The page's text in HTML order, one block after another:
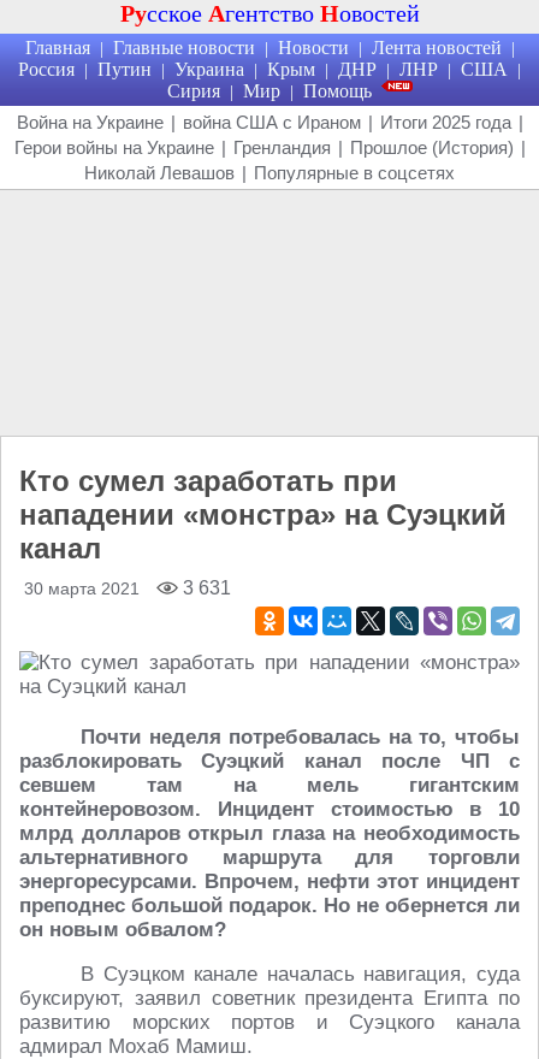
Русское Агентство Новостей
Главная | Главные новости | Новости | Лента новостей |
Россия | Путин | Украина | Крым | ДНР | ЛНР | США |
Сирия | Мир | Помощь
Война на Украине | война США с Ираном | Итоги 2025 года |
Герои войны на Украине | Гренландия | Прошлое (История) |
Николай Левашов | Популярные в соцсетях
Кто сумел заработать при
нападении «монстра» на Суэцкий
канал
30 марта 2021 3 631
Почти неделя потребовалась на то, чтобы
разблокировать Суэцкий канал после ЧП с
севшем там на мель гигантским
контейнеровозом. Инцидент стоимостью в 10
млрд долларов открыл глаза на необходимость
альтернативного маршрута для торговли
энергоресурсами. Впрочем, нефти этот инцидент
преподнес большой подарок. Но не обернется ли
он новым обвалом?
В Суэцком канале началась навигация, суда
буксируют, заявил советник президента Египта по
развитию морских портов и Суэцкого канала
адмирал Мохаб Мамиш.